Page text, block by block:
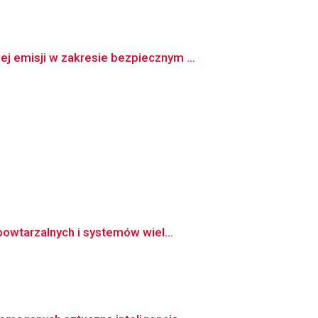
emisji w zakresie bezpiecznym ...
i systemów wiel...